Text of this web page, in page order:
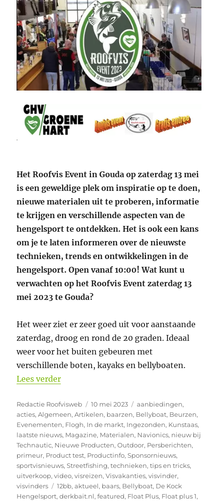
Het Roofvis Event in Gouda op zaterdag 13 mei
is een geweldige plek om inspiratie op te doen,
nieuwe materialen uit te proberen, informatie
te krijgen en verschillende aspecten van de
hengelsport te ontdekken. Het is ook een kans
om je te laten informeren over de nieuwste
technieken, trends en ontwikkelingen in de
hengelsport. Open vanaf 10:00! Wat kunt u
verwachten op het Roofvis Event zaterdag 13
mei 2023 te Gouda?
Het weer ziet er zeer goed uit voor aanstaande
zaterdag, droog en rond de 20 graden. Ideaal
weer voor het buiten gebeuren met
verschillende boten, kayaks en bellyboaten.
Lees verder“Update 13 mei Roofvis Event Gouda.
Auteur
Redactie Roofvisweb
Geplaatst
op
10 mei 2023 Categorieën
aanbiedingen,
acties,Algemeen,Artikelen, baarzen, Bellyboat, Beurzen,
Evenementen, Flogh, In de markt, Ingezonden, Kunstaas,
laatste nieuws, Magazine, Materialen, Navionics, nieuw bij
Technautic, Nieuwe Producten,Outdoor, Persberichten,
primeur, Product test, Productinfo,Sponsornieuws,
sportvisnieuws,Streetfishing,technieken,tips en tricks,
uitverkoop,video,visreizen,Visvakanties,visvinder,
visvinders
Tags
12bb,aktueel, baars, Bellyboat, De Kock
Hengelsport,derkbait.nl,featured, Float Plus, Float plus 1,